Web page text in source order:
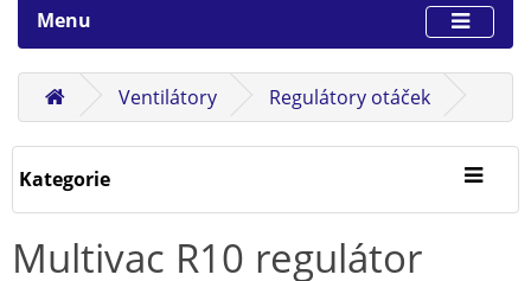
Menu
Ventilátory Regulátory otáček
Kategorie
Multivac R10 regulátor